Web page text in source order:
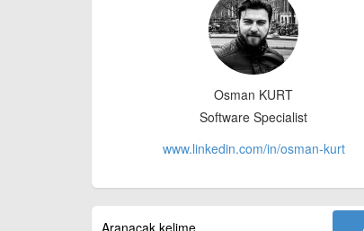
Osman KURT
Software Specialist
www.linkedin.com/in/osman-kurt